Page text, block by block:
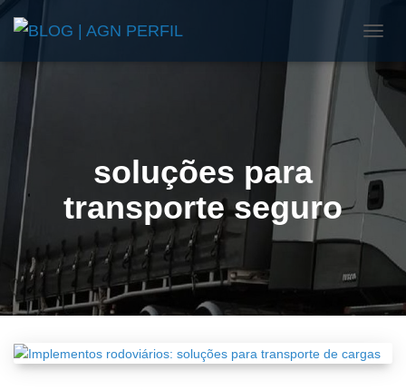
soluções para
transporte seguro